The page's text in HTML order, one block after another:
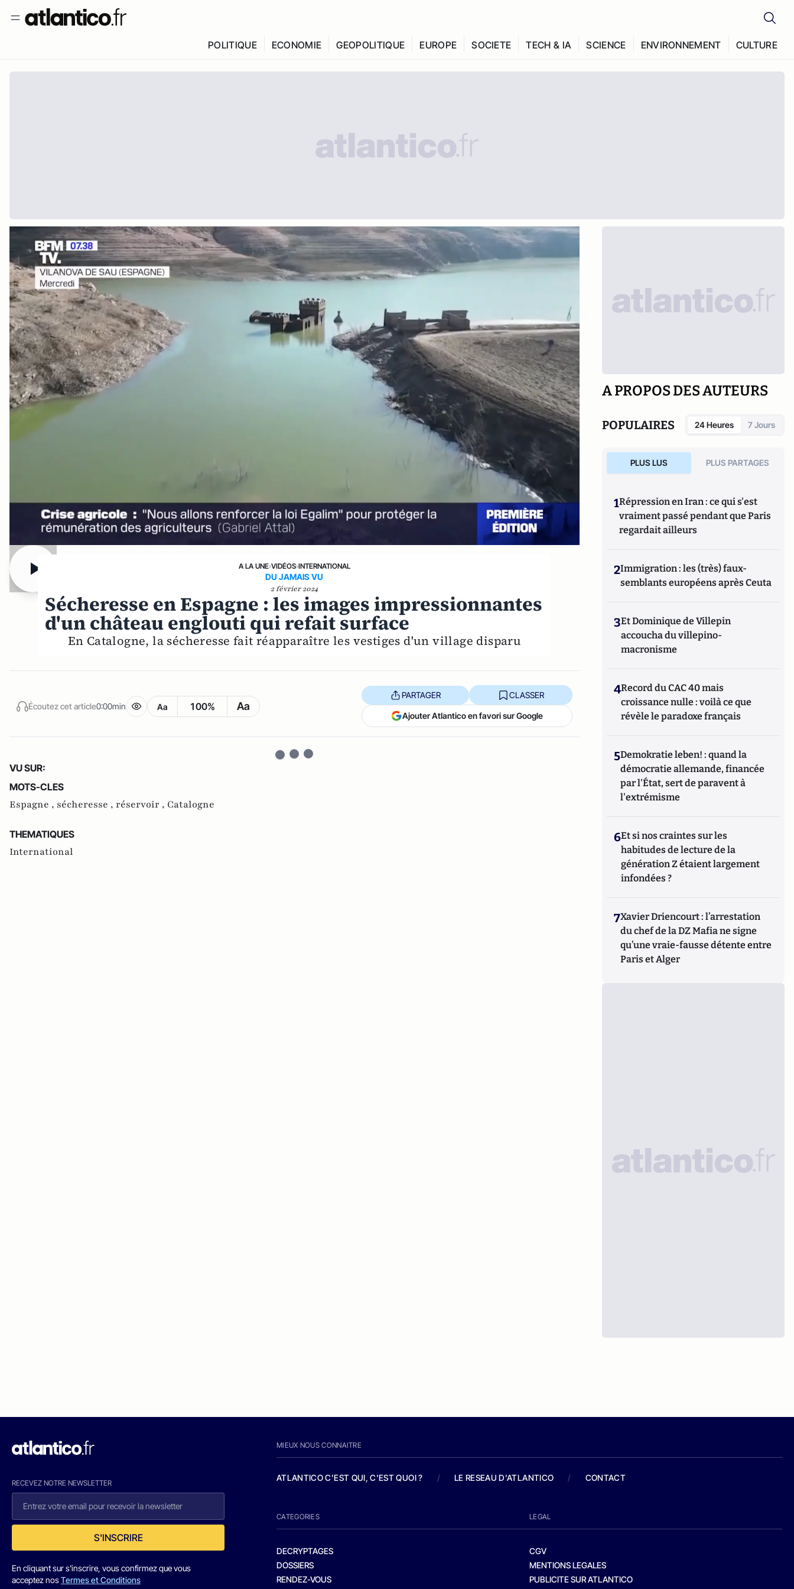
POLITIQUE ECONOMIE GEOPOLITIQUE EUROPE SOCIETE TECH & IA SCIENCE ENVIRONNEMENT CULTURE
A LA UNE›VIDÉOS›INTERNATIONAL
DU JAMAIS VU
2 février 2024
Sécheresse en Espagne : les images impressionnantes
d'un château englouti qui refait surface
En Catalogne, la sécheresse fait réapparaître les vestiges d'un village disparu
Écoutez cet article0:00min Aa 100% Aa
PARTAGER CLASSER
Ajouter Atlantico en favori sur Google
VU SUR:
MOTS-CLES
Espagne , sécheresse , réservoir , Catalogne
THEMATIQUES
International
A PROPOS DES AUTEURS
POPULAIRES 24 Heures 7 Jours
PLUS LUS PLUS PARTAGES
1Répression en Iran : ce qui s'est
vraiment passé pendant que Paris
regardait ailleurs
2Immigration : les (très) faux-
semblants européens après Ceuta
3Et Dominique de Villepin
accoucha du villepino-
macronisme
4Record du CAC 40 mais
croissance nulle : voilà ce que
révèle le paradoxe français
5Demokratie leben! : quand la
démocratie allemande, financée
par l'État, sert de paravent à
l'extrémisme
6Et si nos craintes sur les
habitudes de lecture de la
génération Z étaient largement
infondées ?
7Xavier Driencourt : l’arrestation
du chef de la DZ Mafia ne signe
qu’une vraie-fausse détente entre
Paris et Alger
RECEVEZ NOTRE NEWSLETTER
S'INSCRIRE
En cliquant sur s'inscrire, vous confirmez que vous
acceptez nosTermes et Conditions
MIEUX NOUS CONNAITRE
ATLANTICO C'EST QUI, C'EST QUOI ? / LE RESEAU D'ATLANTICO / CONTACT
CATEGORIES
DECRYPTAGES
DOSSIERS
RENDEZ-VOUS
LEGAL
CGV
MENTIONS LEGALES
PUBLICITE SUR ATLANTICO